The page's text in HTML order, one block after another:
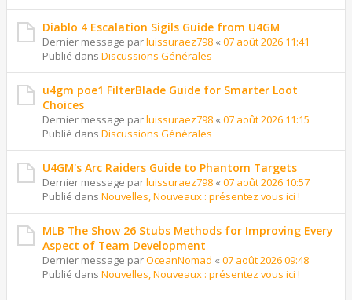
Diablo 4 Escalation Sigils Guide from U4GM
Dernier message parluissuraez798 « 07 août 2026 11:41
Publié dans Discussions Générales
u4gm poe1 FilterBlade Guide for Smarter Loot
Choices
Dernier message parluissuraez798 « 07 août 2026 11:15
Publié dans Discussions Générales
U4GM's Arc Raiders Guide to Phantom Targets
Dernier message parluissuraez798 « 07 août 2026 10:57
Publié dans Nouvelles, Nouveaux : présentez vous ici !
MLB The Show 26 Stubs Methods for Improving Every
Aspect of Team Development
Dernier message parOceanNomad « 07 août 2026 09:48
Publié dans Nouvelles, Nouveaux : présentez vous ici !